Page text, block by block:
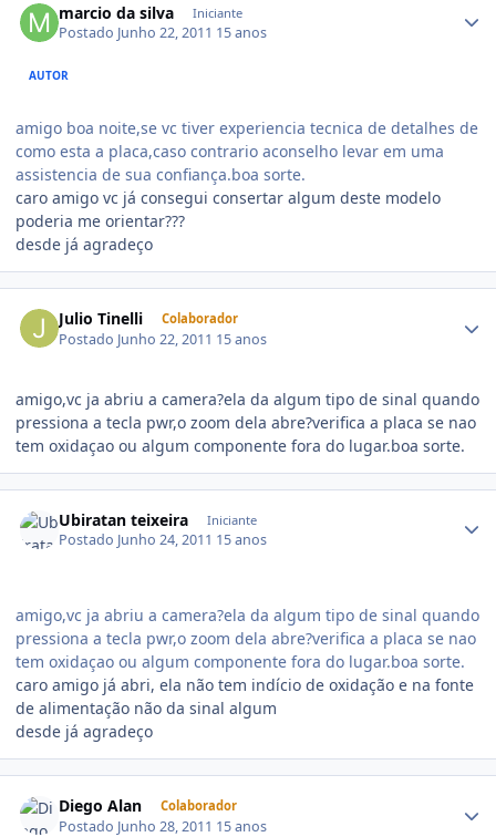
marcio da silva Iniciante
Postado Junho 22, 2011 15 anos
AUTOR
amigo boa noite,se vc tiver experiencia tecnica de detalhes de
como esta a placa,caso contrario aconselho levar em uma
assistencia de sua confiança.boa sorte.
caro amigo vc já consegui consertar algum deste modelo
poderia me orientar???
desde já agradeço
Julio Tinelli Colaborador
Postado Junho 22, 2011 15 anos
amigo,vc ja abriu a camera?ela da algum tipo de sinal quando
pressiona a tecla pwr,o zoom dela abre?verifica a placa se nao
tem oxidaçao ou algum componente fora do lugar.boa sorte.
Ubiratan teixeira Iniciante
Postado Junho 24, 2011 15 anos
amigo,vc ja abriu a camera?ela da algum tipo de sinal quando
pressiona a tecla pwr,o zoom dela abre?verifica a placa se nao
tem oxidaçao ou algum componente fora do lugar.boa sorte.
caro amigo já abri, ela não tem indício de oxidação e na fonte
de alimentação não da sinal algum
desde já agradeço
Diego Alan Colaborador
Postado Junho 28, 2011 15 anos